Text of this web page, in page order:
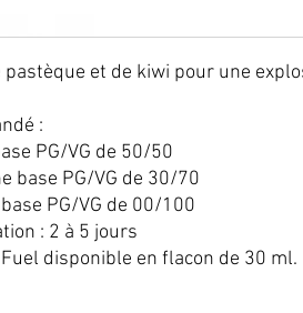
pastèque et de kiwi pour une
:
PG/VG de 50/50
base PG/VG de 30/70
PG/VG de 00/100
: 2 à 5 jours
disponible en flacon de 30 ml.